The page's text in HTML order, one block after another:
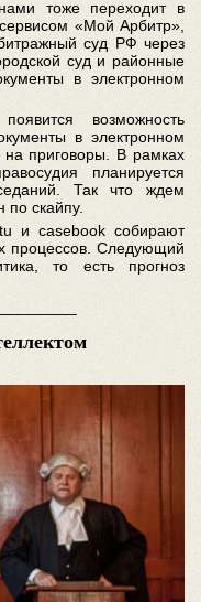
тоже переходит в
«Мой Арбитр»,
суд РФ через
суд и районные
в электронном
возможность
в электронном
на приговоры. В рамках
планируется
Так что ждем
по скайпу.
и casebook собирают
процессов. Следующий
то есть прогноз